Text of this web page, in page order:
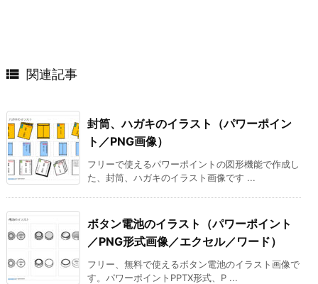
 関連記事
封筒、ハガキのイラスト（パワーポイン
ト／PNG画像）
フリーで使えるパワーポイントの図形機能で作成し
た、封筒、ハガキのイラスト画像です ...
ボタン電池のイラスト（パワーポイント
／PNG形式画像／エクセル／ワード）
フリー、無料で使えるボタン電池のイラスト画像で
す。パワーポイントPPTX形式、P ...